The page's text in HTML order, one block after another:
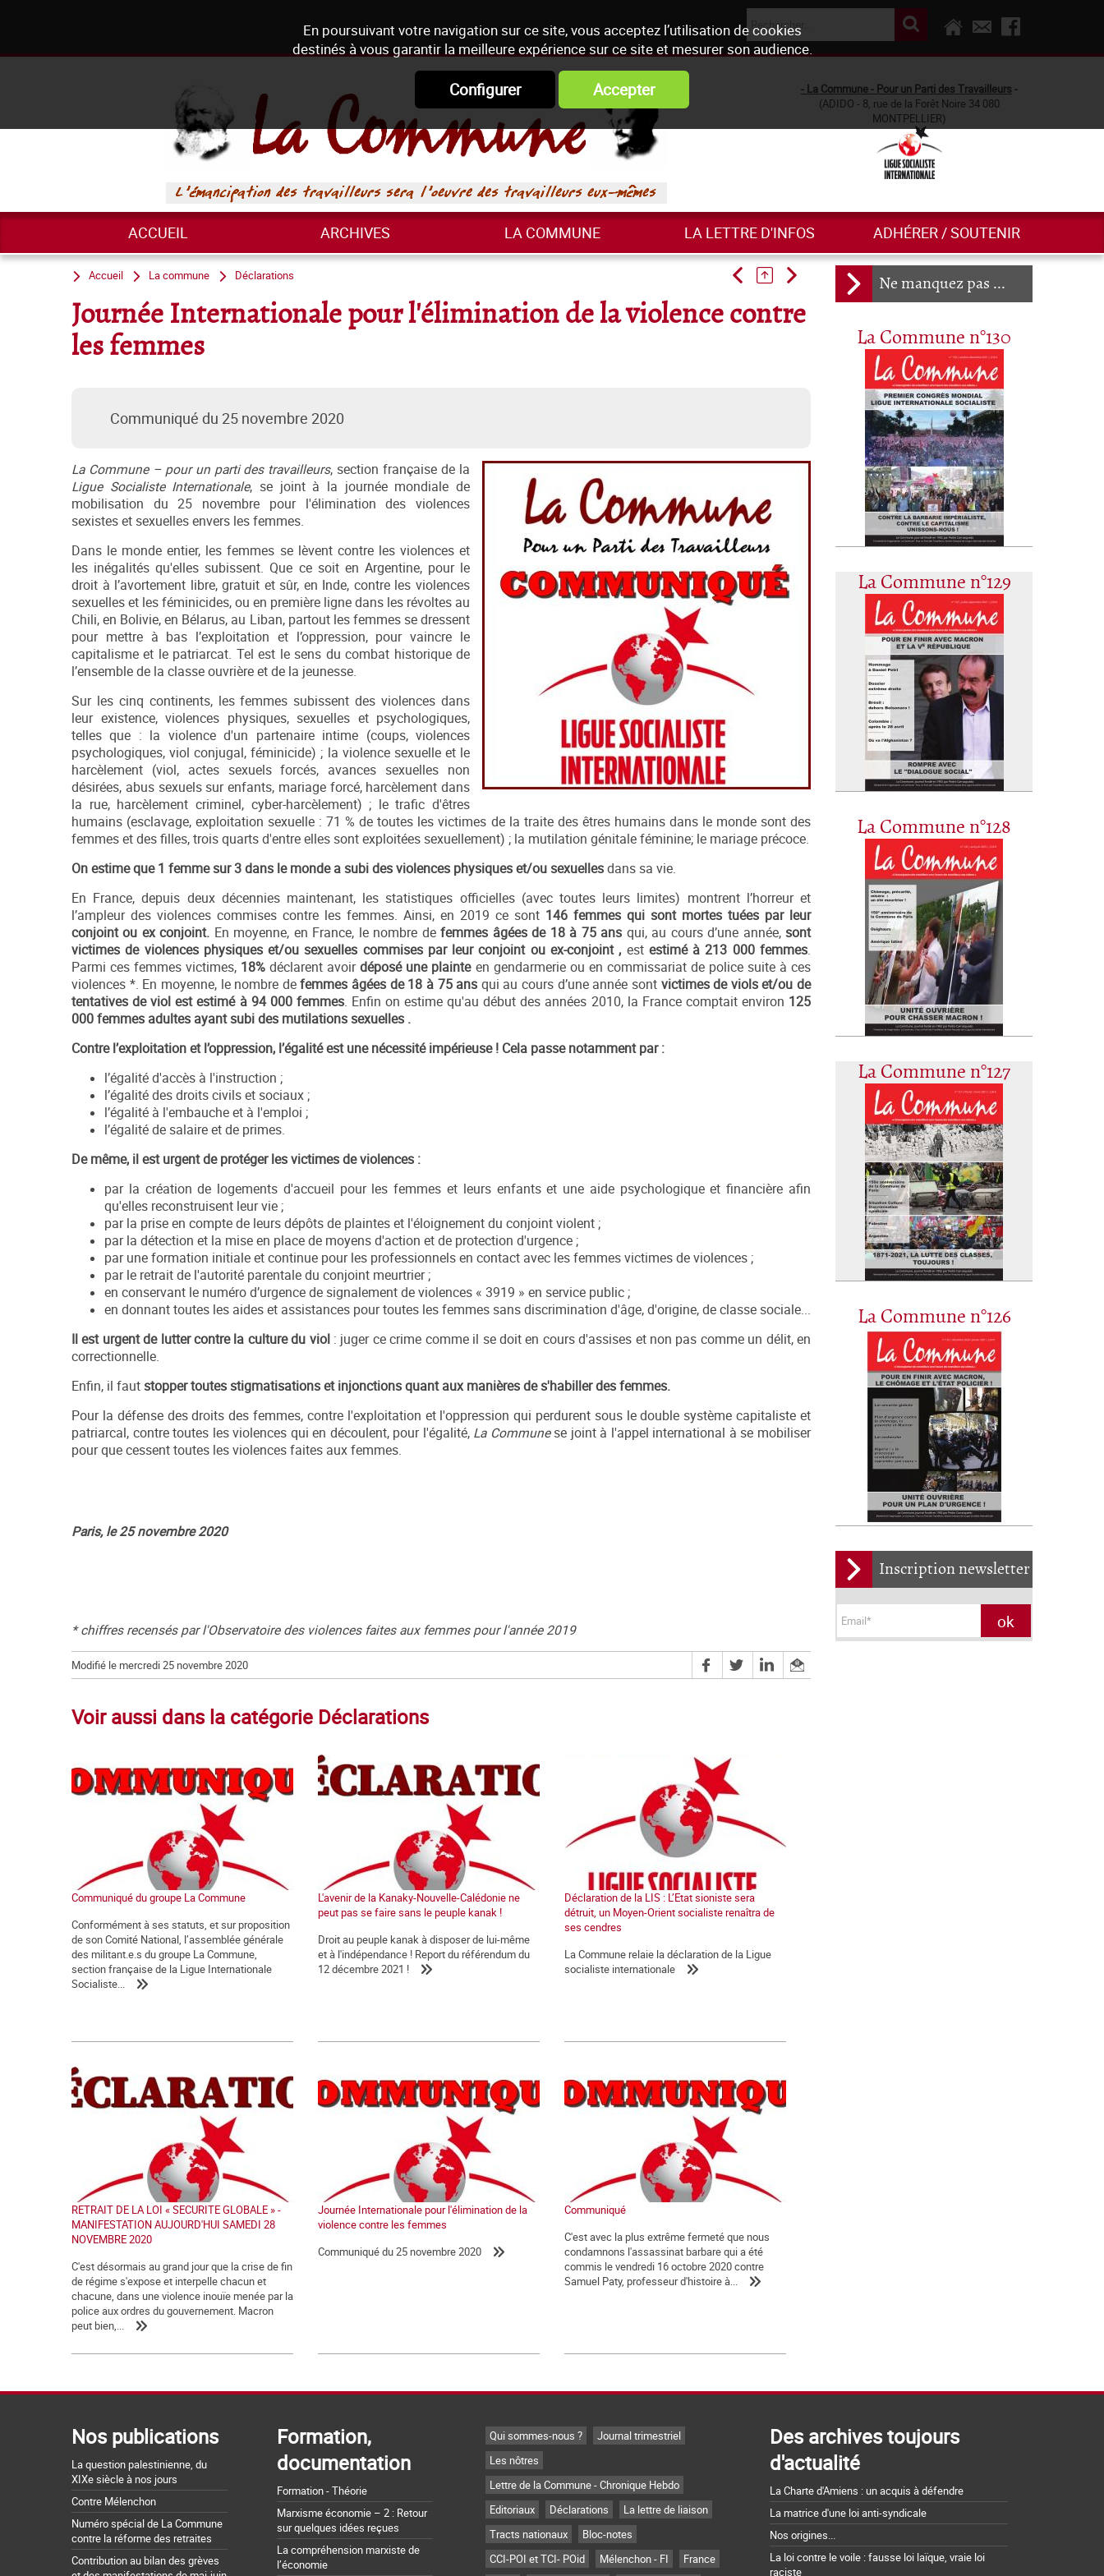
En poursuivant votre navigation sur ce site, vous acceptez l’utilisation de cookies
destinés à vous garantir la meilleure expérience sur ce site et mesurer son audience.
Configurer Accepter - La Commune - Pour un Parti des Travailleurs -
(ADIDO - 8, rue de la Forêt Noire 34 080
MONTPELLIER)
ACCUEIL ARCHIVES LA COMMUNE LA LETTRE D'INFOS ADHÉRER / SOUTENIR
Ne manquez pas ...
La Commune n°130
La Commune n°129
La Commune n°128
La Commune n°127
La Commune n°126
Inscription newsletter
Accueil La commune Déclarations
Journée Internationale pour l'élimination de la violence contre
les femmes
Communiqué du 25 novembre 2020
La Commune – pour un parti des travailleurs, section française de la
Ligue Socialiste Internationale, se joint à la journée mondiale de
mobilisation du 25 novembre pour l'élimination des violences
sexistes et sexuelles envers les femmes.
Dans le monde entier, les femmes se lèvent contre les violences et
les inégalités qu'elles subissent. Que ce soit en Argentine, pour le
droit à l’avortement libre, gratuit et sûr, en Inde, contre les violences
sexuelles et les féminicides, ou en première ligne dans les révoltes au
Chili, en Bolivie, en Bélarus, au Liban, partout les femmes se dressent
pour mettre à bas l’exploitation et l’oppression, pour vaincre le
capitalisme et le patriarcat. Tel est le sens du combat historique de
l’ensemble de la classe ouvrière et de la jeunesse.
Sur les cinq continents, les femmes subissent des violences dans
leur existence, violences physiques, sexuelles et psychologiques,
telles que : la violence d'un partenaire intime (coups, violences
psychologiques, viol conjugal, féminicide) ; la violence sexuelle et le
harcèlement (viol, actes sexuels forcés, avances sexuelles non
désirées, abus sexuels sur enfants, mariage forcé, harcèlement dans
la rue, harcèlement criminel, cyber-harcèlement) ; le trafic d'êtres
humains (esclavage, exploitation sexuelle : 71 % de toutes les victimes de la traite des êtres humains dans le monde sont des
femmes et des filles, trois quarts d'entre elles sont exploitées sexuellement) ; la mutilation génitale féminine; le mariage précoce.
On estime que 1 femme sur 3 dans le monde a subi des violences physiques et/ou sexuellesdans sa vie.
En France, depuis deux décennies maintenant, les statistiques officielles (avec toutes leurs limites) montrent l’horreur et
l’ampleur des violences commises contre les femmes. Ainsi, en 2019 ce sont 146 femmes qui sont mortes tuées par leur
conjoint ou ex conjoint. En moyenne, en France, le nombre defemmes âgées de 18 à 75 ans qui, au cours d’une année,sont
victimes de violences physiques et/ou sexuelles commises par leur conjoint ou ex-conjoint , est estimé à213 000 femmes.
Parmi ces femmes victimes, 18% déclarent avoirdéposé une plainteen gendarmerie ou en commissariat de police suite à ces
violences *. En moyenne, le nombre defemmes âgées de 18 à 75 ans qui au cours d’une année sont victimes de viols et/ou de
tentatives de viol est estimé à 94 000 femmes. Enfin on estime qu'au début des années 2010, la France comptait environ 125
000 femmes adultes ayant subi des mutilations sexuelles .
Contre l’exploitation et l’oppression, l’égalité est une nécessité impérieuse ! Cela passe notamment par :
l’égalité d'accès à l'instruction ;
l’égalité des droits civils et sociaux ;
l’égalité à l'embauche et à l'emploi ;
l’égalité de salaire et de primes.
De même, il est urgent de protéger les victimes de violences :
par la création de logements d'accueil pour les femmes et leurs enfants et une aide psychologique et financière afin
qu'elles reconstruisent leur vie ;
par la prise en compte de leurs dépôts de plaintes et l'éloignement du conjoint violent ;
par la détection et la mise en place de moyens d'action et de protection d'urgence ;
par une formation initiale et continue pour les professionnels en contact avec les femmes victimes de violences ;
par le retrait de l'autorité parentale du conjoint meurtrier ;
en conservant le numéro d’urgence de signalement de violences « 3919 » en service public ;
en donnant toutes les aides et assistances pour toutes les femmes sans discrimination d'âge, d'origine, de classe sociale...
Il est urgent de lutter contre la culture du viol : juger ce crime comme il se doit en cours d'assises et non pas comme un délit, en
correctionnelle.
Enfin, il fautstopper toutesstigmatisations et injonctions quant aux manières de s'habiller des femmes.
Pour la défense des droits des femmes, contre l'exploitation et l'oppression qui perdurent sous le double système capitaliste et
patriarcal, contre toutes les violences qui en découlent, pour l'égalité, La Communese joint à l'appel international à se mobiliser
pour que cessent toutes les violences faites aux femmes.
Paris, le 25 novembre 2020
* chiffres recensés par l'Observatoire des violences faites aux femmes pour l'année 2019
Modifié le mercredi 25 novembre 2020
Voir aussi dans la catégorie Déclarations
Communiqué du groupe La Commune
Conformément à ses statuts, et sur proposition
de son Comité National, l’assemblée générale
des militant.e.s du groupe La Commune,
section française de la Ligue Internationale
Socialiste...
L'avenir de la Kanaky-Nouvelle-Calédonie ne
peut pas se faire sans le peuple kanak !
Droit au peuple kanak à disposer de lui-même
et à l'indépendance ! Report du référendum du
12 décembre 2021 !
Déclaration de la LIS : L’Etat sioniste sera
détruit, un Moyen-Orient socialiste renaîtra de
ses cendres
La Commune relaie la déclaration de la Ligue
socialiste internationale
RETRAIT DE LA LOI « SECURITE GLOBALE » -
MANIFESTATION AUJOURD'HUI SAMEDI 28
NOVEMBRE 2020
C'est désormais au grand jour que la crise de fin
de régime s'expose et interpelle chacun et
chacune, dans une violence inouïe menée par la
police aux ordres du gouvernement. Macron
peut bien,...
Journée Internationale pour l'élimination de la
violence contre les femmes
Communiqué du 25 novembre 2020
Communiqué
C'est avec la plus extrême fermeté que nous
condamnons l'assassinat barbare qui a été
commis le vendredi 16 octobre 2020 contre
Samuel Paty, professeur d'histoire à...
Nos publications
La question palestinienne, du
XIXe siècle à nos jours
Contre Mélenchon
Numéro spécial de La Commune
contre la réforme des retraites
Contribution au bilan des grèves
Formation,
documentation
Formation - Théorie
Marxisme économie – 2 : Retour
sur quelques idées reçues
La compréhension marxiste de
l’économie
Qui sommes-nous ?
Journal trimestriel
Les nôtres
Lettre de la Commune - Chronique Hebdo
Editoriaux
Déclarations
La lettre de liaison
Tracts nationaux
Bloc-notes
CCI-POI et TCI- POid
Mélenchon - FI France
Des archives toujours
d'actualité
La Charte d'Amiens : un acquis à défendre
La matrice d'une loi anti-syndicale
Nos origines...
La loi contre le voile : fausse loi laïque, vraie loi
raciste